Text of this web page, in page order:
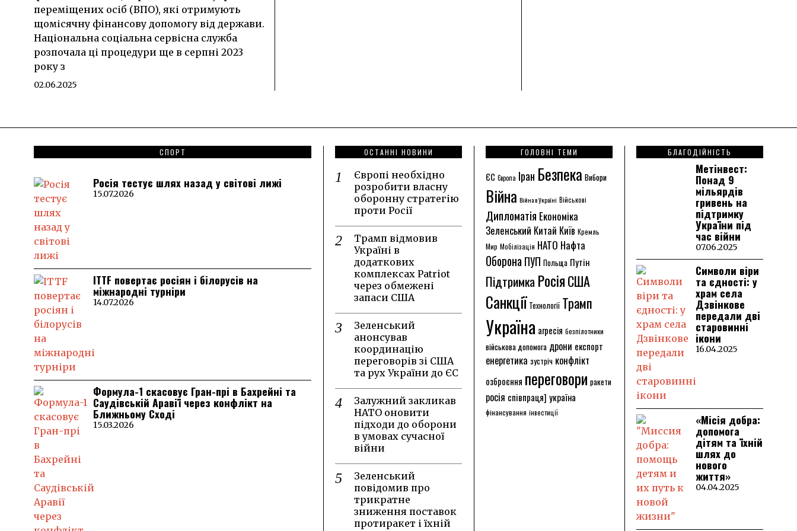
переміщених осіб (ВПО), які отримують
щомісячну фінансову допомогу від держави.
Національна соціальна сервісна служба
розпочала ці процедури ще в серпні 2023
року з
02.06.2025
СПОРТ
Росія тестує шлях назад у світові лижі
15.07.2026
ITTF повертає росіян і білорусів на
міжнародні турніри
14.07.2026
Формула-1 скасовує Гран-прі в Бахрейні та
Саудівській Аравії через конфлікт на
Ближньому Сході
15.03.2026
ОСТАННІ НОВИНИ
Європі необхідно
розробити власну
оборонну стратегію
проти Росії
Трамп відмовив
Україні в
додаткових
комплексах Patriot
через обмежені
запаси США
Зеленський
анонсував
координацію
переговорів зі США
та рух України до ЄС
Залужний закликав
НАТО оновити
підходи до оборони
в умовах сучасної
війни
Зеленський
повідомив про
трикратне
зниження поставок
протиракет і їхній
ГОЛОВНІ ТЕМИ
ЄС Європа Іран Безпека Вибори
Війна Війна в Україні Військові
Дипломатія Економіка
Зеленський Китай Київ Кремль
Мир Мобілізація НАТО Нафта
ОборонаПУП Польща Путін
Підтримка РосіяСША
Санкції Технології Трамп
Україна агресія безпілотники
військова допомога дрони експорт
енергетика зустріч конфлікт
озброєння переговори ракети
росія співпраця] україна
фінансування інвестиції
БЛАГОДІЙНІСТЬ
Метінвест:
Понад 9
мільярдів
гривень на
підтримку
України під
час війни
07.06.2025
Символи віри
та єдності: у
храм села
Дзвінкове
передали дві
старовинні
ікони
16.04.2025
«Місія добра:
допомога
дітям та їхній
шлях до
нового
життя»
04.04.2025